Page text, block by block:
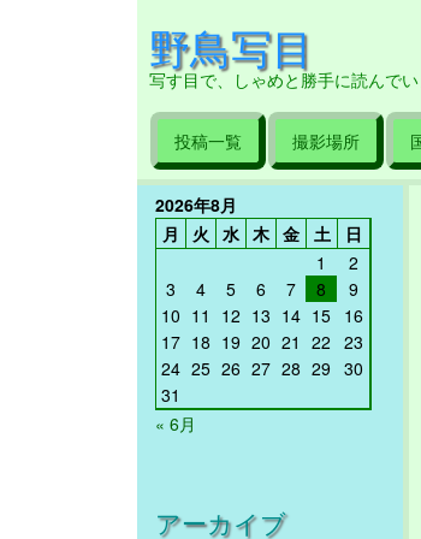
野鳥写目
写す目で、しゃめと勝手に読んでい
投稿一覧 撮影場所
2026年8月
月
火 水 木 金 土
日
1
2
3
4 5 6 7 8
9
10 11 12 13 14 15 16
17 18 19 20 21 22 23
24 25 26 27 28 29 30
31
« 6月
アーカイブ